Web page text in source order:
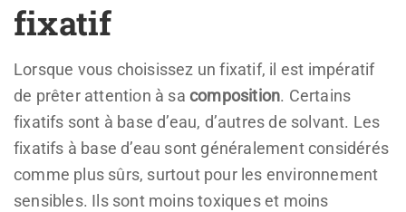
fixatif
Lorsque vous choisissez un fixatif, il est impératif
de prêter attention à sa composition. Certains
fixatifs sont à base d’eau, d’autres de solvant. Les
fixatifs à base d’eau sont généralement considérés
comme plus sûrs, surtout pour les environnement
sensibles. Ils sont moins toxiques et moins